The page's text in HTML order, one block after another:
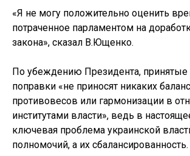
«Я не могу положительно оценить
потраченное парламентом на
закона», сказал В.Ющенко.
По убеждению Президента, принятые
поправки «не приносят никаких
противовесов или гармонизации в
институтами власти», ведь в
ключевая проблема украинской
полномочий, а их сбалансированность.